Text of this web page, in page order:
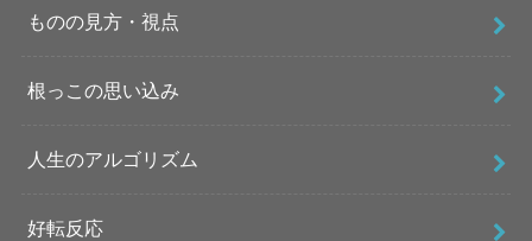
ものの見方・視点
根っこの思い込み
人生のアルゴリズム
好転反応